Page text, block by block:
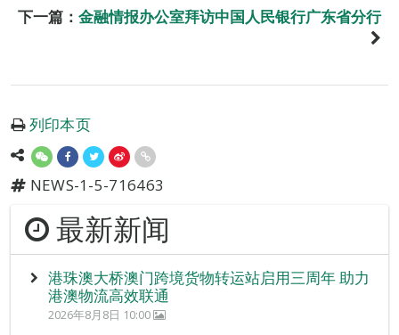
下一篇： 金融情报办公室拜访中国人民银行广东省分行
列印本页
NEWS-1-5-716463
最新新闻
港珠澳大桥澳门跨境货物转运站启用三周年 助力
港澳物流高效联通
2026年8月8日 10:00